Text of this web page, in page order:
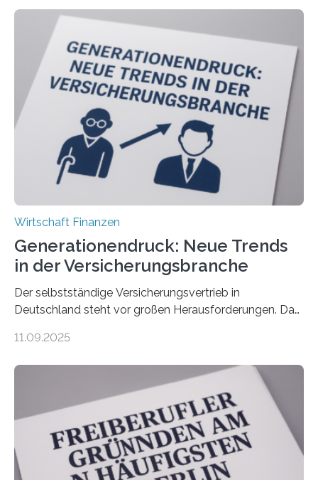
Wirtschaft Finanzen
Generationendruck: Neue Trends
in der Versicherungsbranche
Der selbstständige Versicherungsvertrieb in
Deutschland steht vor großen Herausforderungen. Das
Dr. Matthias Beenken und Prof. Dr. Lukas Linnenbrink
Bundesverbands Deutscher Versicherungskaufleute e.V.
durchgeführt haben. Die Studie basiert auf den
Antworten von 1.440 selbstständigen
Versicherungsvertreter*innen und -makler*innen. Ein
Ergebnis: Deutlich mehr als die Hälfte der Befragten ist
über 50 Jahre alt und wird in den nächsten Jahren eine
11.09.2025